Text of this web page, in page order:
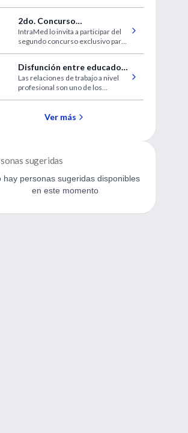
enfermedades subyacentes y a la
injuria.
2do. Concurso
@intramed.net
IntraMed lo invita a participar del
segundo concurso exclusivo para
Disfunción entre educador
y alumno: La madre de
todos los problemas
Las relaciones de trabajo a nivel
profesional son uno de los
Ver más
sugeridas
hay personas sugeridas disponibles
en este momento